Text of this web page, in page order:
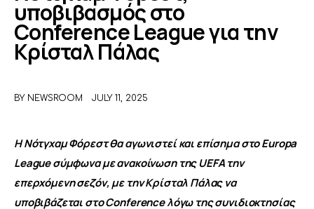
ΑΦΙΕΡΩΜΑΤΑ
υποβιβασμός στο
Conference League για την
Κρίσταλ Πάλας
BY NEWSROOM JULY 11, 2025
Η Νότγχαμ Φόρεστ θα αγωνιστεί και επίσημα στο Europa
League σύμφωνα με ανακοίνωση της UEFA την
επερχόμενη σεζόν, με την Κρίσταλ Πάλας να
υποβιβάζεται στο Conference λόγω της συνιδιοκτησίας